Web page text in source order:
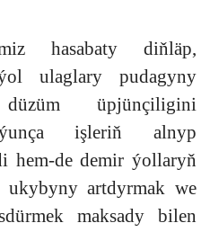
hasabaty diňläp,
ulaglary pudagyny
üpjünçiligini
işleriň alnyp
hem-de demir ýollaryň
artdyrmak we
maksady bilen